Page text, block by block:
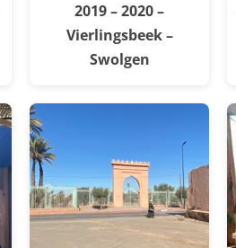
2019 – 2020 –
Vierlingsbeek –
Swolgen